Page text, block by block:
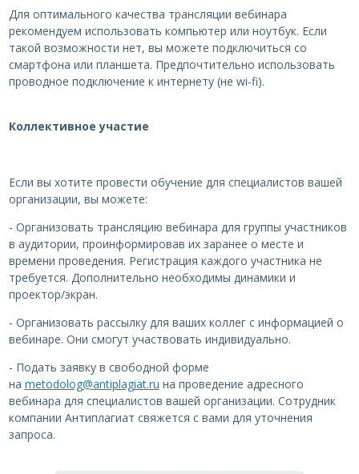
Для оптимального качества трансляции вебинара
рекомендуем использовать компьютер или ноутбук. Если
такой возможности нет, вы можете подключиться со
смартфона или планшета. Предпочтительно использовать
проводное подключение к интернету (не wi-fi).
Коллективное участие
Если вы хотите провести обучение для специалистов вашей
организации, вы можете:
- Организовать трансляцию вебинара для группы участников
в аудитории, проинформировав их заранее о месте и
времени проведения. Регистрация каждого участника не
требуется. Дополнительно необходимы динамики и
проектор/экран.
- Организовать рассылку для ваших коллег с информацией о
вебинаре. Они смогут участвовать индивидуально.
- Подать заявку в свободной форме
на metodolog@antiplagiat.ru на проведение адресного
вебинара для специалистов вашей организации. Сотрудник
компании Антиплагиат свяжется с вами для уточнения
запроса.